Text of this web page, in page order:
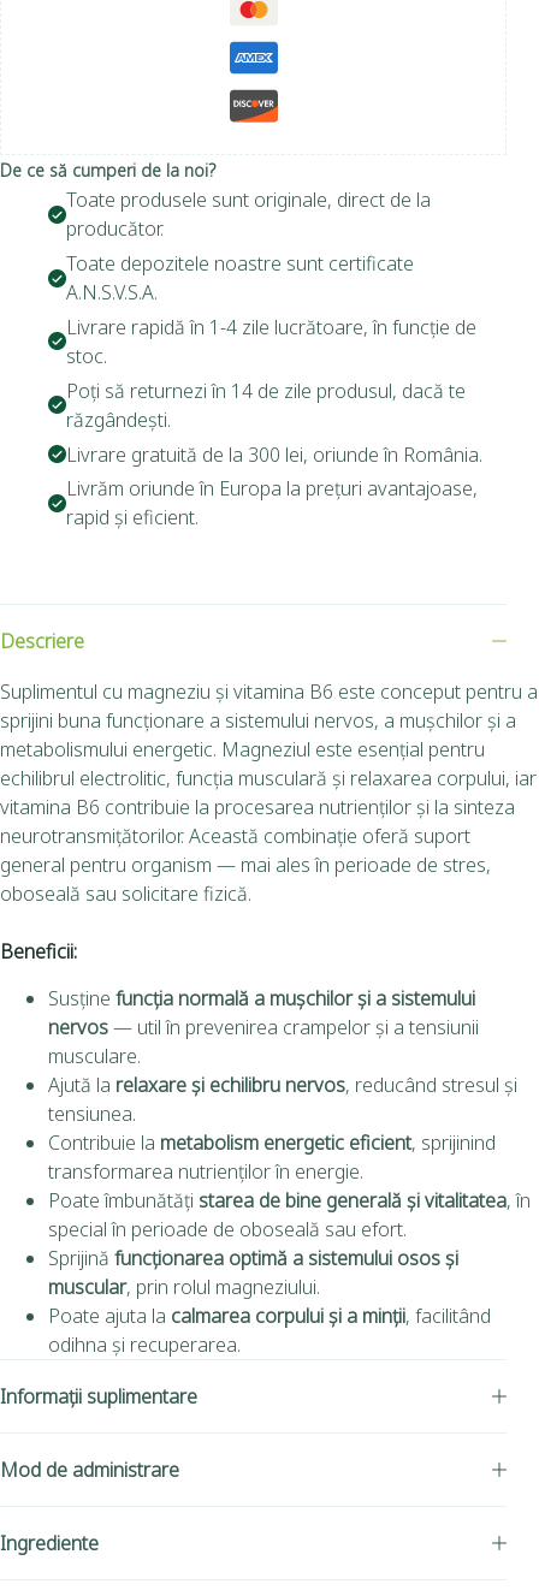
De ce să cumperi de la noi?
Toate produsele sunt originale, direct de la
producător.
Toate depozitele noastre sunt certificate
A.N.S.V.S.A.
Livrare rapidă în 1-4 zile lucrătoare, în funcție de
stoc.
Poți să returnezi în 14 de zile produsul, dacă te
răzgândești.
Livrare gratuită de la 300 lei, oriunde în România.
Livrăm oriunde în Europa la prețuri avantajoase,
rapid și eficient.
Descriere
Suplimentul cu magneziu și vitamina B6 este conceput pentru a
sprijini buna funcționare a sistemului nervos, a mușchilor și a
metabolismului energetic. Magneziul este esențial pentru
echilibrul electrolitic, funcția musculară și relaxarea corpului, iar
vitamina B6 contribuie la procesarea nutrienților și la sinteza
neurotransmițătorilor. Această combinație oferă suport
general pentru organism — mai ales în perioade de stres,
oboseală sau solicitare fizică.
Beneficii:
Susține funcția normală a mușchilor și a sistemului
nervos— util în prevenirea crampelor și a tensiunii
musculare.
Ajută la relaxare și echilibru nervos, reducând stresul și
tensiunea.
Contribuie la metabolism energetic eficient, sprijinind
transformarea nutrienților în energie.
Poate îmbunătăți starea de bine generală și vitalitatea, în
special în perioade de oboseală sau efort.
Sprijină funcționarea optimă a sistemului osos și
muscular, prin rolul magneziului.
Poate ajuta la calmarea corpului și a minții, facilitând
odihna și recuperarea.
Informații suplimentare
Mod de administrare
Ingrediente